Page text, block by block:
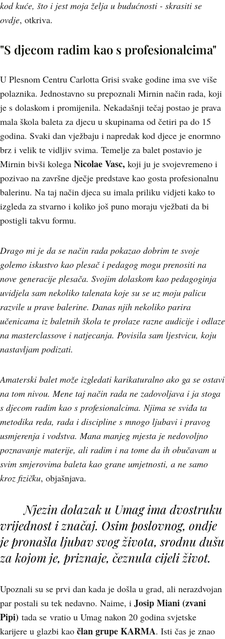
kod kuće, što i jest moja želja u budućnosti - skrasiti se
ovdje, otkriva.
"S djecom radim kao s profesionalcima"
U Plesnom Centru Carlotta Grisi svake godine ima sve više
polaznika. Jednostavno su prepoznali Mirnin način rada, koji
je s dolaskom i promijenila. Nekadašnji tečaj postao je prava
mala škola baleta za djecu u skupinama od četiri pa do 15
godina. Svaki dan vježbaju i napredak kod djece je enormno
brz i velik te vidljiv svima. Temelje za balet postavio je
Mirnin bivši kolega Nicolae Vasc, koji ju je svojevremeno i
pozivao na završne dječje predstave kao gosta profesionalnu
balerinu. Na taj način djeca su imala priliku vidjeti kako to
izgleda za stvarno i koliko još puno moraju vježbati da bi
postigli takvu formu.
Drago mi je da se način rada pokazao dobrim te svoje
golemo iskustvo kao plesač i pedagog mogu prenositi na
nove generacije plesača. Svojim dolaskom kao pedagoginja
uvidjela sam nekoliko talenata koje su se uz moju palicu
razvile u prave balerine. Danas njih nekoliko parira
učenicama iz baletnih škola te prolaze razne audicije i odlaze
na masterclassove i natjecanja. Povisila sam ljestvicu, koju
nastavljam podizati.
Amaterski balet može izgledati karikaturalno ako ga se ostavi
na tom nivou. Mene taj način rada ne zadovoljava i ja stoga
s djecom radim kao s profesionalcima. Njima se sviđa ta
metodika reda, rada i discipline s mnogo ljubavi i pravog
usmjerenja i vodstva. Mana manjeg mjesta je nedovoljno
poznavanje materije, ali radim i na tome da ih obučavam u
svim smjerovima baleta kao grane umjetnosti, a ne samo
kroz fizičku, objašnjava.
Njezin dolazak u Umag ima dvostruku
vrijednost i značaj. Osim poslovnog, ondje
je pronašla ljubav svog života, srodnu dušu
za kojom je, priznaje, čeznula cijeli život.
Upoznali su se prvi dan kada je došla u grad, ali nerazdvojan
par postali su tek nedavno. Naime, i Josip Miani (zvani
Pipi) tada se vratio u Umag nakon 20 godina svjetske
karijere u glazbi kao član grupe KARMA. Isti čas je znao